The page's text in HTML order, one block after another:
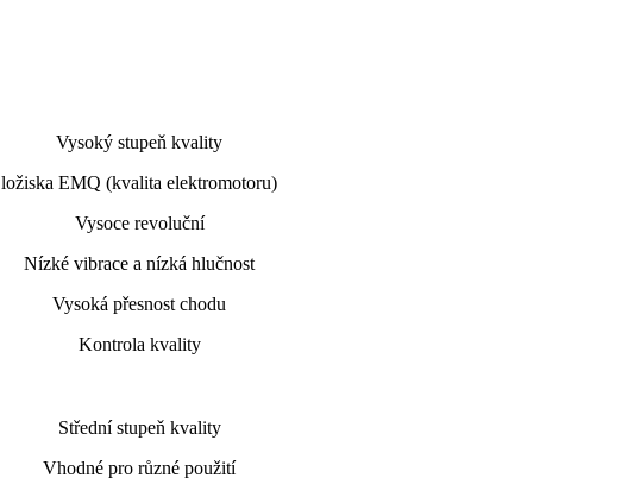
Vysoký stupeň kvality
ložiska EMQ (kvalita elektromotoru)
Vysoce revoluční
Nízké vibrace a nízká hlučnost
Vysoká přesnost chodu
Kontrola kvality
Střední stupeň kvality
Vhodné pro různé použití